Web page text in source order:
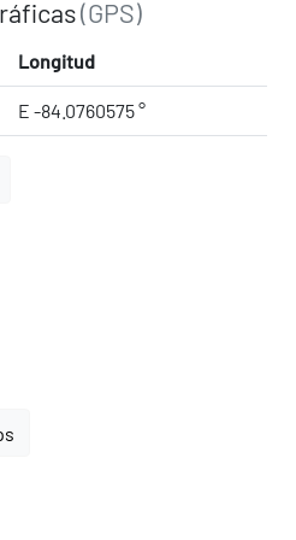
(GPS)
Longitud
E -84.0760575 °